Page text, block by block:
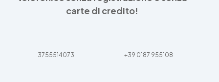
carte di credito!
3755514073 +39 0187 955108